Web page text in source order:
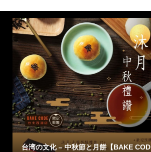
台湾の文化 – 中秋節と月餅【BAKE COD